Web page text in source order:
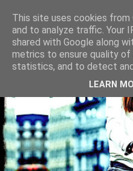
This site uses cookies
and to analyze traffic. Your
shared with Google along
metrics to ensure quality of
statistics, and to detect
LEARN